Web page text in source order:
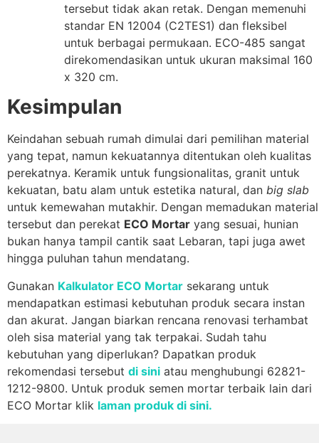
tersebut tidak akan retak. Dengan memenuhi
standar EN 12004 (C2TES1) dan fleksibel
untuk berbagai permukaan. ECO-485 sangat
direkomendasikan untuk ukuran maksimal 160
x 320 cm.
Kesimpulan
Keindahan sebuah rumah dimulai dari pemilihan material
yang tepat, namun kekuatannya ditentukan oleh kualitas
perekatnya. Keramik untuk fungsionalitas, granit untuk
kekuatan, batu alam untuk estetika natural, dan big slab
untuk kemewahan mutakhir. Dengan memadukan material
tersebut dan perekat ECO Mortar yang sesuai, hunian
bukan hanya tampil cantik saat Lebaran, tapi juga awet
hingga puluhan tahun mendatang.
Gunakan Kalkulator ECO Mortar sekarang untuk
mendapatkan estimasi kebutuhan produk secara instan
dan akurat. Jangan biarkan rencana renovasi terhambat
oleh sisa material yang tak terpakai. Sudah tahu
kebutuhan yang diperlukan? Dapatkan produk
rekomendasi tersebut di sini atau menghubungi 62821-
1212-9800. Untuk produk semen mortar terbaik lain dari
ECO Mortar klik laman produk di sini.